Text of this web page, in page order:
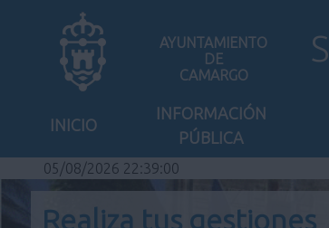
AYUNTAMIENTO
DE
CAMARGO
INICIO
INFORMACIÓN
PÚBLICA
05/08/2026 22:39:00
Realiza tus gestiones